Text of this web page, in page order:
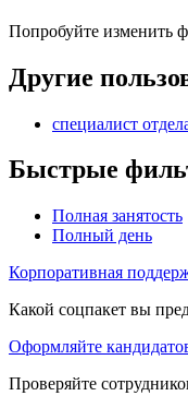
Попробуйте изменить
Другие
специалист
Быстрые
Полная занятость
Полный день
Корпоративная
Какой соцпакет вы
Оформляйте
Проверяйте